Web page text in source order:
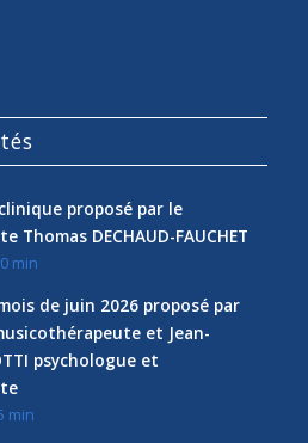
proposé par le
Thomas DECHAUD-FAUCHET
min
de juin 2026 proposé par
et Jean-
psychologue et
min